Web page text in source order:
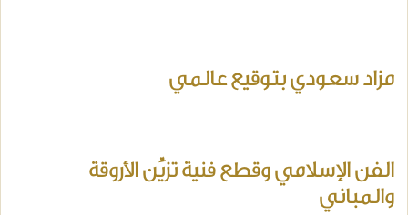
مزاد سعودي بتوقيع عالمي
الفن الإسلامي وقطع فنية تزيِّن الأروقة
والمباني